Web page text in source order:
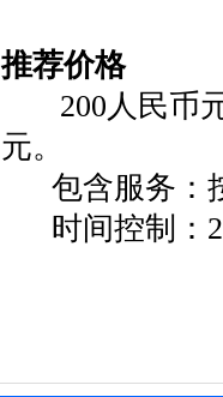
推荐价格
200人民币元/
元。
包含服务：
时间控制：